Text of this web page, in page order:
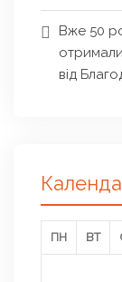
Вже 50
від
ПН ВТ